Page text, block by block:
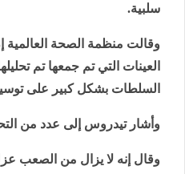
سلبية.
وقالت منظمة الصحة العالمية
العينات التي تم جمعها تم
السلطات بشكل كبير على
وأشار تيدروس إلى عدد من
وقال إنه لا يزال من الصعب